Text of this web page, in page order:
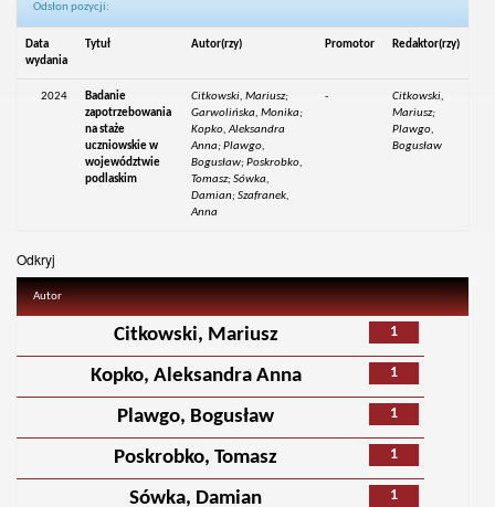
Odsłon pozycji:
Data
wydania
Tytuł Autor(rzy) Promotor Redaktor(rzy)
2024
Badanie
zapotrzebowania
na staże
uczniowskie w
województwie
podlaskim
Citkowski, Mariusz;
Garwolińska, Monika;
Kopko, Aleksandra
Anna; Plawgo,
Bogusław; Poskrobko,
Tomasz; Sówka,
Damian; Szafranek,
Anna
-
Citkowski,
Mariusz;
Plawgo,
Bogusław
Odkryj
Autor
1
Citkowski, Mariusz
1
Kopko, Aleksandra Anna
1
Plawgo, Bogusław
1
Poskrobko, Tomasz
1
Sówka, Damian